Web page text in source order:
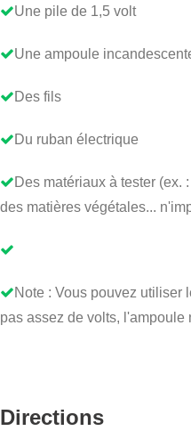
Une pile de 1,5 volt
Une ampoule
Des fils
Du ruban électrique
Des matériaux à tester (ex.
des matières végétales...
Note : Vous pouvez utiliser
pas assez de volts, l'ampoule
Directions